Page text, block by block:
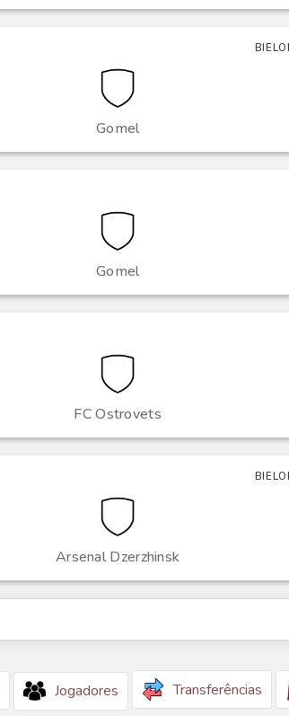
Gomel
Gomel
FC Ostrovets
Arsenal Dzerzhinsk
Jogadores Transferências